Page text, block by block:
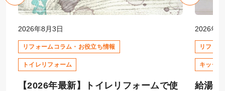
2026年8月3日
リフォームコラム・お役立ち情報
トイレリフォーム
【2026年最新】トイレリフォームで使
2026年7
リフォ
キッチ
給湯器